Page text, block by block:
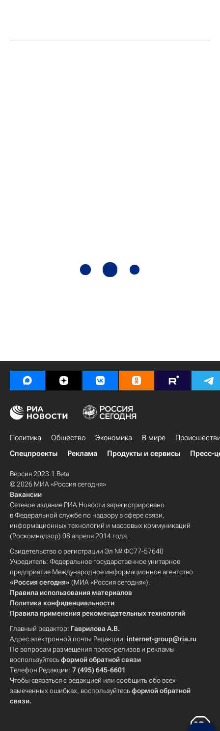
Политика Общество Экономика В мире
Спецпроекты
Реклама Продукты и сервисы Пресс-
Версия 2023.1 Beta
© 2026 МИА «Россия сегодня»
Вакансии
Сетевое издание РИА Новости зарегистрировано
в Федеральной службе по надзору в сфере связи,
информационных технологий и массовых коммуникаций
(Роскомнадзор) 08 апреля 2014 года.
Свидетельство о регистрации Эл № ФС77-57640
Учредитель: Федеральное государственное унитарное
предприятие Международное информационное агентство
«Россия сегодня» (МИА «Россия сегодня»).
Правила использования материалов
Политика конфиденциальности
Правила применения рекомендательных технологий
Главный редактор: Гаврилова А.В.
Адрес электронной почты Редакции: internet-group@ria.ru
По вопросам размещения пресс-релизов и рекламы
воспользуйтесьформой обратной связи
Телефон Редакции: 7 (495) 645-6601
Чтобы связаться с редакцией или сообщить обо всех
замеченных ошибках, воспользуйтесьформой обратной
связи.